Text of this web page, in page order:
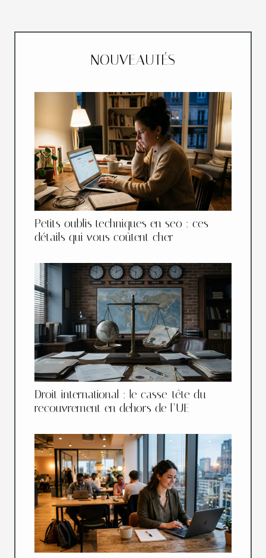
NOUVEAUTÉS
Petits oublis techniques en seo : ces
détails qui vous coûtent cher
Droit international : le casse-tête du
recouvrement en dehors de l’UE